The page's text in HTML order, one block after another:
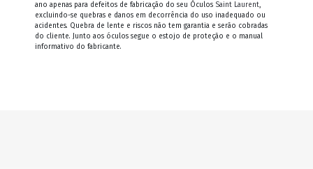
ano apenas para defeitos de fabricação do seu Óculos Saint Laurent,
excluindo-se quebras e danos em decorrência do uso inadequado ou
acidentes. Quebra de lente e riscos não tem garantia e serão cobradas
do cliente. Junto aos óculos segue o estojo de proteção e o manual
informativo do fabricante.